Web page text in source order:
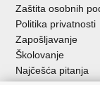
Zaštita osobnih
Politika privatnosti
Zapošljavanje
Školovanje
Najčešća pitanja